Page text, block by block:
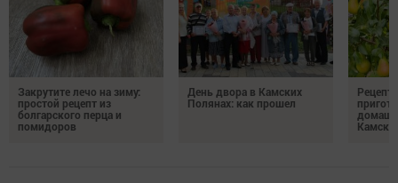
Закрутите лечо на зиму:
простой рецепт из
болгарского перца и
помидоров
День двора в Камских
Полянах: как прошел